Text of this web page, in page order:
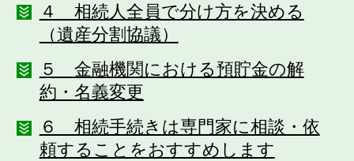
４ 相続人全員で分け方を決める
（遺産分割協議）
５ 金融機関における預貯金の解
約・名義変更
６ 相続手続きは専門家に相談・依
頼することをおすすめします